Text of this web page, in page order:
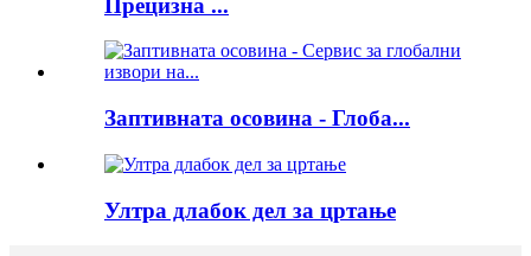
Прецизна ...
Заптивната осовина - Глоба...
Ултра длабок дел за цртање